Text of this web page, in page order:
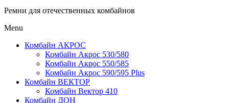
Ремни для отечественных комбайнов
Menu
Комбайн АКРОС
Комбайн Акрос 530/580
Комбайн Акрос 550/585
Комбайн Акрос 590/595 Plus
Комбайн ВЕКТОР
Комбайн Вектор 410
Комбайн ДОН